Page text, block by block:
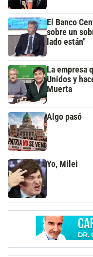
El Banco
sobre un
lado están"
La empresa
Unidos y
Muerta
Algo pasó
Yo, Milei